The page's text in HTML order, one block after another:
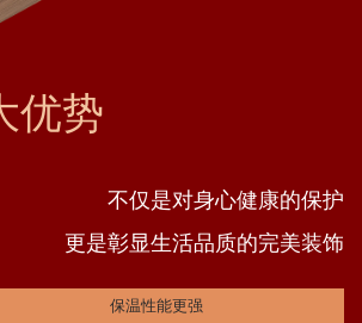
优势
不仅是对身心健康的保护
更是彰显生活品质的完美装饰
保温性能更强